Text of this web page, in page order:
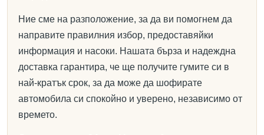
Ние сме на разположение, за да ви помогнем да
направите правилния избор, предоставяйки
информация и насоки. Нашата бърза и надеждна
доставка гарантира, че ще получите гумите си в
най-кратък срок, за да може да шофирате
автомобила си спокойно и уверено, независимо от
времето.